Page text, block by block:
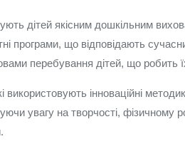
дітей якісним дошкільним
програми, що відповідають
перебування дітей, що робить
інноваційні
увагу на творчості, фізичному